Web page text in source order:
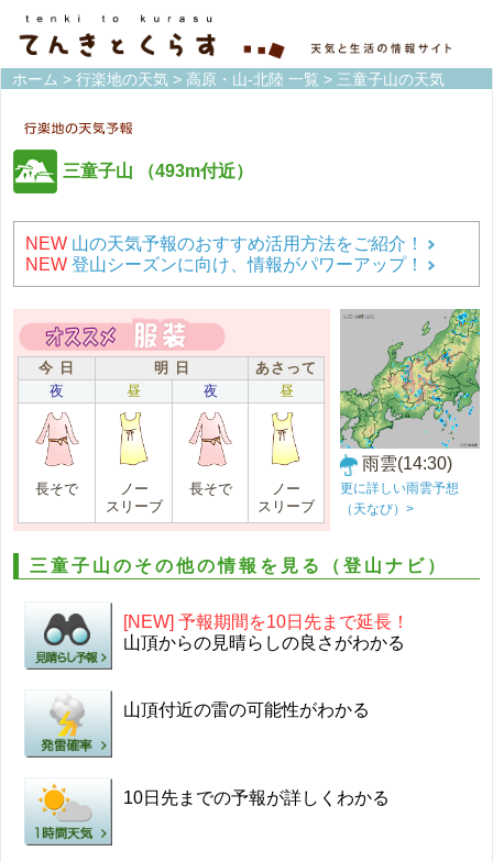
ホーム > 行楽地の天気 > 高原・山-北陸 一覧 > 三童子山の天気
三童子山 （493m付近）
NEW 山の天気予報のおすすめ活用方法をご紹介！
NEW 登山シーズンに向け、情報がパワーアップ！
今 日 明 日
あさって
夜
昼 夜 昼
長そで
ノー
スリーブ
長そで
ノー
スリーブ
雨雲(14:30)
更に詳しい雨雲予想
（天なび）>
三童子山のその他の情報を見る（登山ナビ）
[NEW] 予報期間を10日先まで延長！
山頂からの見晴らしの良さがわかる
山頂付近の雷の可能性がわかる
10日先までの予報が詳しくわかる